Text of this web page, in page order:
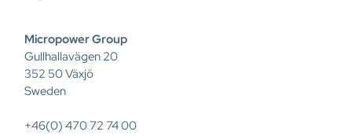
Micropower Group
Gullhallavägen 20
352 50 Växjö
Sweden
+46(0) 470 72 74 00